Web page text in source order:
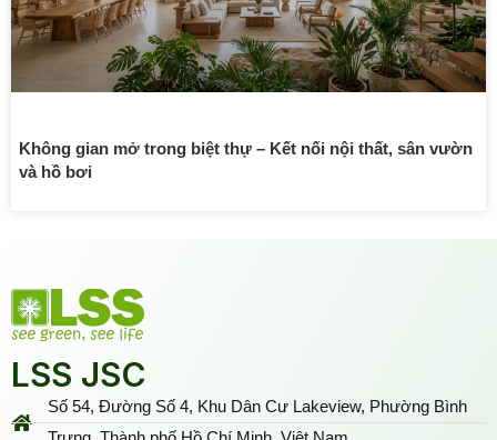
Không gian mở trong biệt thự – Kết nối nội thất, sân vườn
và hồ bơi
LSS JSC
Số 54, Đường Số 4, Khu Dân Cư Lakeview, Phường Bình